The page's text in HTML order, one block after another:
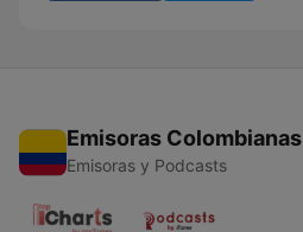
Emisoras Colombianas
Emisoras y Podcasts